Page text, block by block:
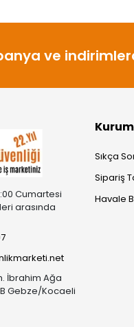
ve
Cumartesi
arasında
İbrahim Ağa
Gebze/Kocaeli
Sıkça
Sipariş
Havale